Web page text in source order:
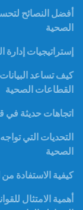
أفضل النصائح
الصحية
إستراتيجيات
كيف تساعد
القطاعات الصحية
اتجاهات حديثة في
التحديات التي
الصحية
كيفية الاستفادة من
أهمية الامتثال